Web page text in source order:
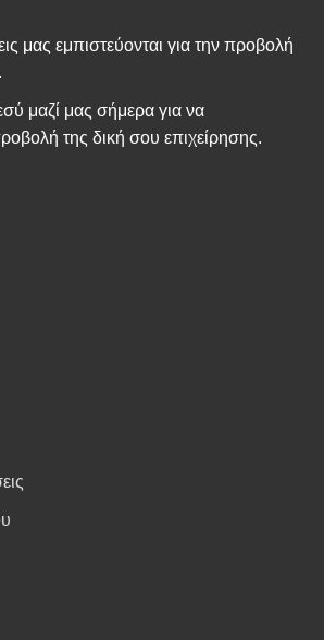
μας εμπιστεύονται για την προβολή
μαζί μας σήμερα για να
της δική σου επιχείρησης.